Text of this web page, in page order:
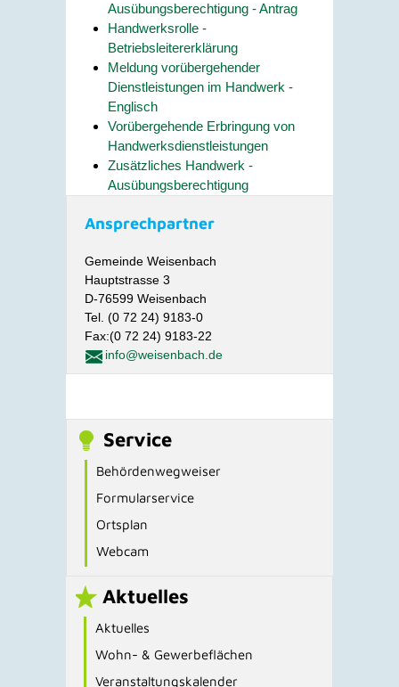
Ausübungsberechtigung - Antrag
Handwerksrolle -
Betriebsleitererklärung
Meldung vorübergehender
Dienstleistungen im Handwerk -
Englisch
Vorübergehende Erbringung von
Handwerksdienstleistungen
Zusätzliches Handwerk -
Ausübungsberechtigung
Ansprechpartner
Gemeinde Weisenbach
Hauptstrasse 3
D-76599 Weisenbach
Tel. (0 72 24) 9183-0
Fax:(0 72 24) 9183-22
info@weisenbach.de
Service
Behördenwegweiser
Formularservice
Ortsplan
Webcam
Aktuelles
Aktuelles
Wohn- & Gewerbeflächen
Veranstaltungskalender